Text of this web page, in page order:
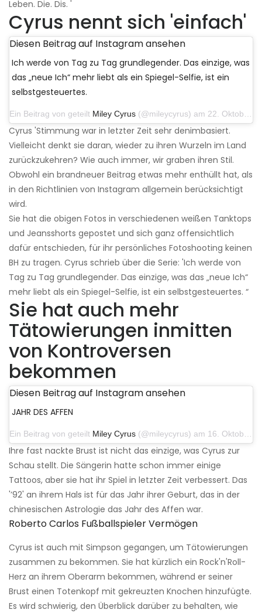
Leben. Die. Dis. '
Cyrus nennt sich 'einfach'
Diesen Beitrag auf Instagram ansehen
Ich werde von Tag zu Tag grundlegender. Das einzige, was
das „neue Ich“ mehr liebt als ein Spiegel-Selfie, ist ein
selbstgesteuertes.
Ein Beitrag von geteilt Miley Cyrus (@mileycyrus) am 22. Oktober 2019 um 11:39 Uhr PDT
Cyrus 'Stimmung war in letzter Zeit sehr denimbasiert.
Vielleicht denkt sie daran, wieder zu ihren Wurzeln im Land
zurückzukehren? Wie auch immer, wir graben ihren Stil.
Obwohl ein brandneuer Beitrag etwas mehr enthüllt hat, als
in den Richtlinien von Instagram allgemein berücksichtigt
wird.
Sie hat die obigen Fotos in verschiedenen weißen Tanktops
und Jeansshorts gepostet und sich ganz offensichtlich
dafür entschieden, für ihr persönliches Fotoshooting keinen
BH zu tragen. Cyrus schrieb über die Serie: 'Ich werde von
Tag zu Tag grundlegender. Das einzige, was das „neue Ich“
mehr liebt als ein Spiegel-Selfie, ist ein selbstgesteuertes. “
Sie hat auch mehr
Tätowierungen inmitten
von Kontroversen
bekommen
Diesen Beitrag auf Instagram ansehen
JAHR DES AFFEN
Ein Beitrag von geteilt Miley Cyrus (@mileycyrus) am 16. Oktober 2019 um 19:04 Uhr PDT
Ihre fast nackte Brust ist nicht das einzige, was Cyrus zur
Schau stellt. Die Sängerin hatte schon immer einige
Tattoos, aber sie hat ihr Spiel in letzter Zeit verbessert. Das
'’92' an ihrem Hals ist für das Jahr ihrer Geburt, das in der
chinesischen Astrologie das Jahr des Affen war.
Roberto Carlos Fußballspieler Vermögen
Cyrus ist auch mit Simpson gegangen, um Tätowierungen
zusammen zu bekommen. Sie hat kürzlich ein Rock'n'Roll-
Herz an ihrem Oberarm bekommen, während er seiner
Brust einen Totenkopf mit gekreuzten Knochen hinzufügte.
Es wird schwierig, den Überblick darüber zu behalten, wie